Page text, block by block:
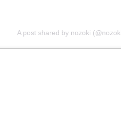
A post shared by nozoki